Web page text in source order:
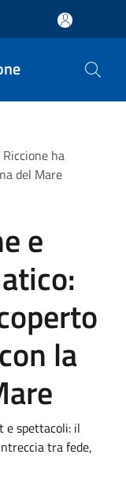
ha
del Mare
e
la
e spettacoli: il
tra fede,